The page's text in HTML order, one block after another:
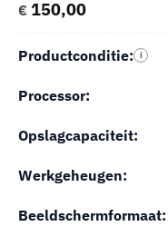
€ 150,00
Productconditie: i
Processor:
Opslagcapaciteit:
Werkgeheugen:
Beeldschermformaat: